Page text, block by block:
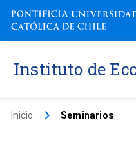
Instituto de
Inicio keyboard_arrow_right Seminarios